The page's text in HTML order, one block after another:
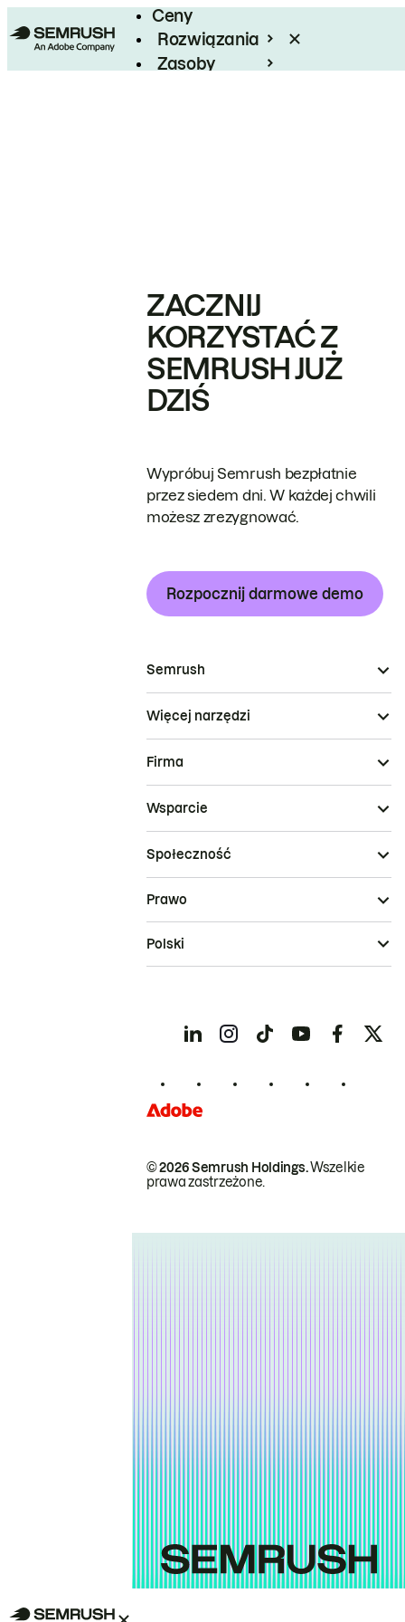
Ceny
Rozwiązania
Zasoby
ZACZNIJ
KORZYSTAĆ Z
SEMRUSH JUŻ
DZIŚ
Wypróbuj Semrush bezpłatnie
przez siedem dni. W każdej chwili
możesz zrezygnować.
Rozpocznij darmowe demo
Semrush
Więcej narzędzi
Firma
Wsparcie
Społeczność
© 2026 Semrush Holdings.Wszelkie
prawa zastrzeżone.
Prawo
Polski